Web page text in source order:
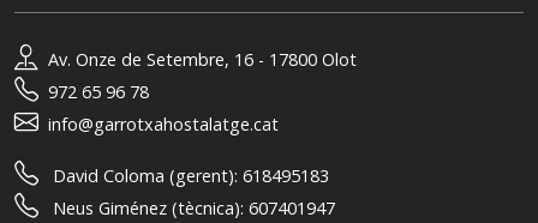
Av. Onze de Setembre, 16 - 17800 Olot
972 65 96 78
info@garrotxahostalatge.cat
David Coloma (gerent): 618495183
Neus Giménez (tècnica): 607401947